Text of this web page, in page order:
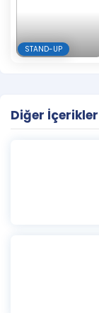
STAND-UP
Diğer İçerikler